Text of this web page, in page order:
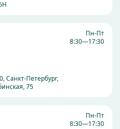
Пн-Пт
8:30—17:30
Санкт-Петербург,
75
Пн-Пт
8:30—17:30